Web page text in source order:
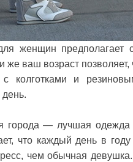
женщин предполагает
же ваш возраст
колготками и
города — лучшая одежда
что каждый день в
чем обычная